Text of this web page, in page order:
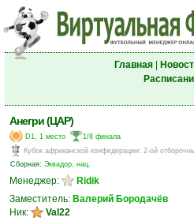
Главная|
Анегри (ЦАР)
D1, 1 место
1/8 финала
Кубок африканской конфедерации: 2-ой
Сборная: Эквадор, нац.
Менеджер:
Ridik
Заместитель: Валерий Бородачёв
Ник:
Val22